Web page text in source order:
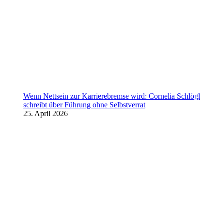
Wenn Nettsein zur Karrierebremse wird: Cornelia Schlögl
schreibt über Führung ohne Selbstverrat
25. April 2026